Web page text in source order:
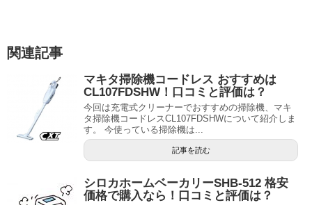
関連記事
マキタ掃除機コードレス おすすめは
CL107FDSHW！口コミと評価は？
今回は充電式クリーナーでおすすめの掃除機、マキ
タ掃除機コードレスCL107FDSHWについて紹介しま
す。 今使っている掃除機は...
記事を読む
シロカホームベーカリーSHB-512 格安
価格で購入なら！口コミと評価は？